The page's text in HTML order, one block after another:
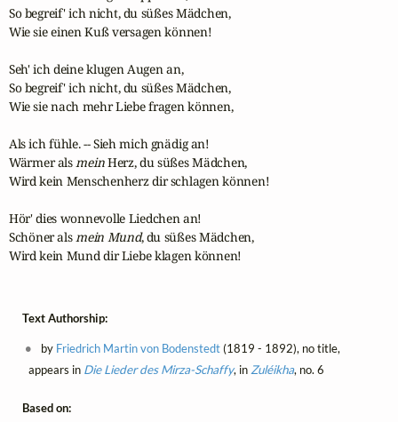
So begreif' ich nicht, du süßes Mädchen,
Wie sie einen Kuß versagen können!
Seh' ich deine klugen Augen an,
So begreif' ich nicht, du süßes Mädchen,
Wie sie nach mehr Liebe fragen können,
Als ich fühle. -- Sieh mich gnädig an!
Wärmer als mein Herz, du süßes Mädchen,
Wird kein Menschenherz dir schlagen können!
Hör' dies wonnevolle Liedchen an!
Schöner als mein Mund, du süßes Mädchen,
Wird kein Mund dir Liebe klagen können!
Text Authorship:
by Friedrich Martin von Bodenstedt(1819 - 1892), no title,
appears in Die Lieder des Mirza-Schaffy, inZuléikha, no. 6
Based on: